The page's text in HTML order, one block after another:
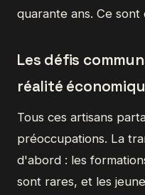
quarante ans. Ce sont
Les défis
réalité
Tous ces artisans
préoccupations. La
d'abord : les
sont rares, et les